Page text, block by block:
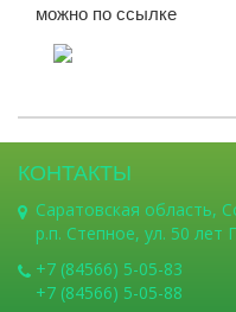
можно по ссылке
КОНТАКТЫ
Саратовская область,
р.п. Степное, ул. 50 лет
+7 (84566) 5-05-83
+7 (84566) 5-05-88